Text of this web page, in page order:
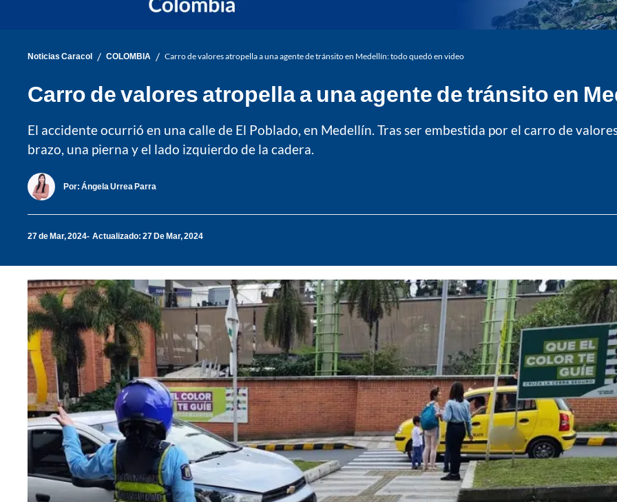
Noticias Caracol / COLOMBIA / Carro de valores atropella a una agente de tránsito en Medellín: todo quedó en video
Carro de valores atropella a una agente de tránsito en
El accidente ocurrió en una calle de El Poblado, en Medellín. Tras ser embestida por el carro de
brazo, una pierna y el lado izquierdo de la cadera.
Por: Ángela Urrea Parra
27 de Mar, 2024 Actualizado: 27 De Mar, 2024